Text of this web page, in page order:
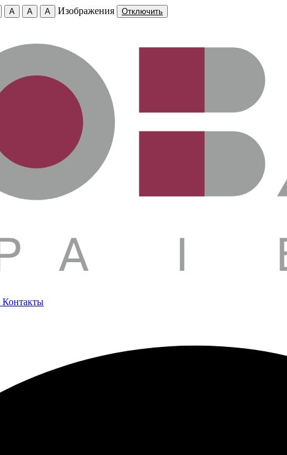
A A A Изображения Отключить
Контакты